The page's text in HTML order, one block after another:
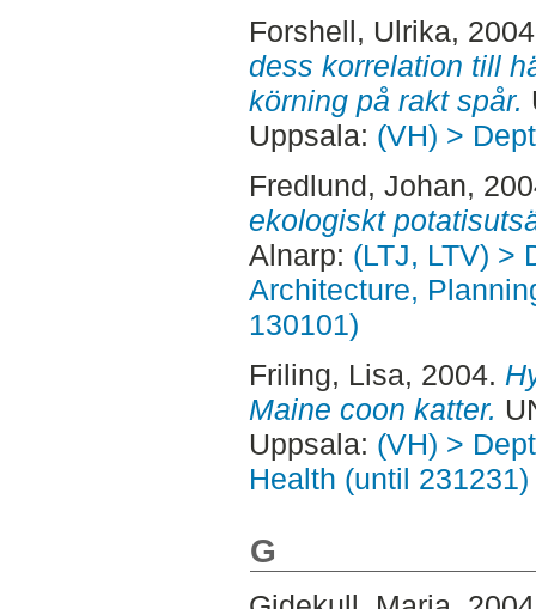
Forshell, Ulrika,
dess korrelation till
körning på rakt spår.
Uppsala: (VH) >
Fredlund, Johan,
ekologiskt
Alnarp: (LTJ, LTV) >
Architecture,
130101)
Friling, Lisa, 2004.
Maine coon katter.
Uppsala: (VH) >
Health (until 231231)
G